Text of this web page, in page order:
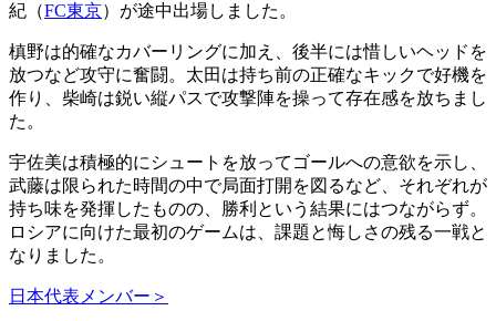
紀（FC東京）が途中出場しました。
槙野は的確なカバーリングに加え、後半には惜しいヘッドを
放つなど攻守に奮闘。太田は持ち前の正確なキックで好機を
作り、柴崎は鋭い縦パスで攻撃陣を操って存在感を放ちまし
た。
宇佐美は積極的にシュートを放ってゴールへの意欲を示し、
武藤は限られた時間の中で局面打開を図るなど、それぞれが
持ち味を発揮したものの、勝利という結果にはつながらず。
ロシアに向けた最初のゲームは、課題と悔しさの残る一戦と
なりました。
日本代表メンバー＞